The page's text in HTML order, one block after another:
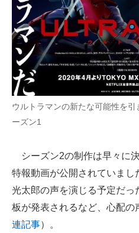
ウルトラマンの新たな可能性を
ーズン1
シーズン2の制作は早々に
特報動画が公開されていまし
光太郎の声を演じる予定だっ
板が発表されるなど、心配の
連記事）。